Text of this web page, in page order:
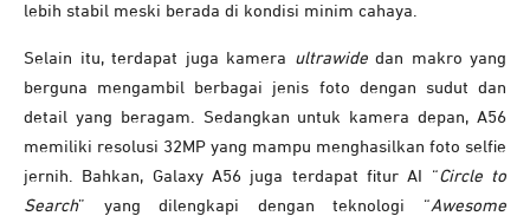
lebih stabil meski berada di kondisi minim cahaya.
Selain itu, terdapat juga kamera ultrawidedan makro yang
berguna mengambil berbagai jenis foto dengan sudut dan
detail yang beragam. Sedangkan untuk kamera depan, A56
memiliki resolusi 32MP yang mampu menghasilkan foto selfie
jernih.
Bahkan, Galaxy A56 juga terdapat fitur AI “Circle to
Search” yang dilengkapi dengan teknologi “Awesome